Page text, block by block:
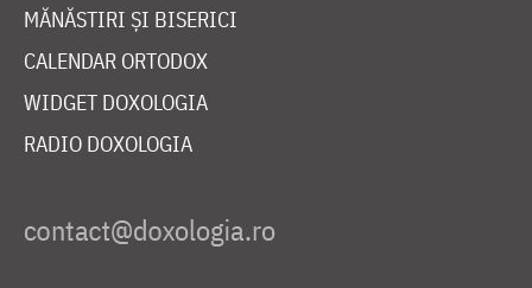
MĂNĂSTIRI ȘI BISERICI
CALENDAR ORTODOX
WIDGET DOXOLOGIA
RADIO DOXOLOGIA